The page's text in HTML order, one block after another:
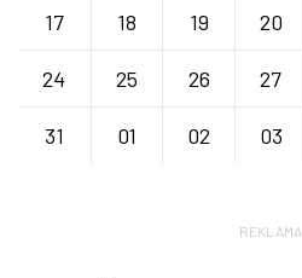
17 18 19 20
24 25 26 27
31 01 02 03
REKLAMA